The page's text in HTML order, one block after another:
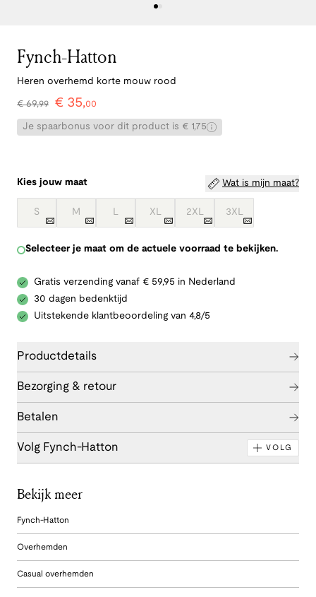
Fynch-Hatton
Heren overhemd korte mouw rood
€69,99 € 35,00
Je spaarbonus voor dit product is € 1,75
Kies jouw maat Wat is mijn maat?
S M L XL 2XL 3XL
Selecteer je maat om de actuele voorraad te bekijken.
Gratis verzending vanaf € 59,95 in Nederland
30 dagen bedenktijd
Uitstekende klantbeoordeling van 4,8/5
Productdetails
Bezorging & retour
Betalen
Volg Fynch-Hatton VOLG
Bekijk meer
Fynch-Hatton
Overhemden
Casual overhemden